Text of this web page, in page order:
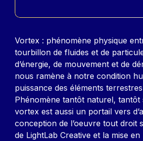
Contenu
Vortex : phénomène physique
tourbillon de fluides et de
d’énergie, de mouvement et de
nous ramène à notre condition
puissance des éléments
Phénomène tantôt naturel,
vortex est aussi un portail vers
conception de l’oeuvre tout droit
de LightLab Creative et la mise en